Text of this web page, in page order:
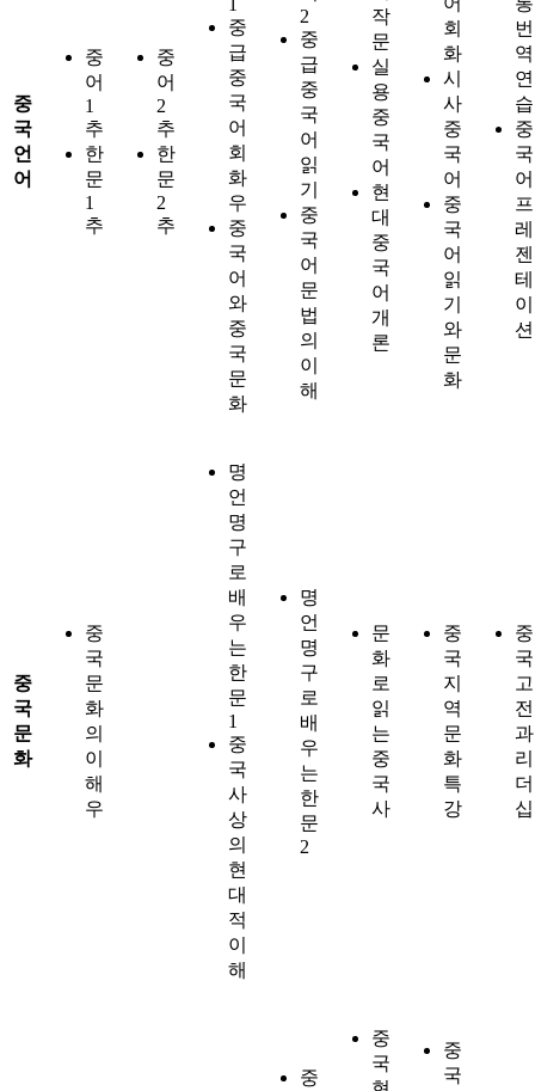
중
국
언
어
중
어
1
추
한
문
1
추
중
어
2
추
한
문
2
추
중
급
중
국
어
회
화
우
중
국
어
와
중
국
문
화
2
중
급
중
국
어
읽
기
중
국
어
문
법
의
이
해
작
문
실
용
중
국
어
현
대
중
국
어
개
론
회
화
시
사
중
국
어
중
국
어
읽
기
와
문
화
번
역
연
습
중
국
어
프
레
젠
테
이
션
중
국
문
화
중
국
문
화
의
이
해
우
명
언
명
구
로
배
우
는
한
문
1
중
국
사
상
의
현
대
적
이
해
명
언
명
구
로
배
우
는
한
문
2
문
화
로
읽
는
중
국
사
중
국
지
역
문
화
특
강
중
국
고
전
과
리
더
십
중
중
국
중
국